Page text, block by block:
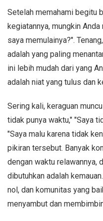
Setelah memahami begitu
kegiatannya, mungkin
saya memulainya?".
adalah yang paling
ini lebih mudah dari yang
adalah niat yang tulus dan
Sering kali, keraguan
tidak punya waktu," "Saya
"Saya malu karena tidak
pikiran tersebut. Banyak
dengan waktu relawannya,
dibutuhkan adalah
nol, dan komunitas yang
menyambut dan